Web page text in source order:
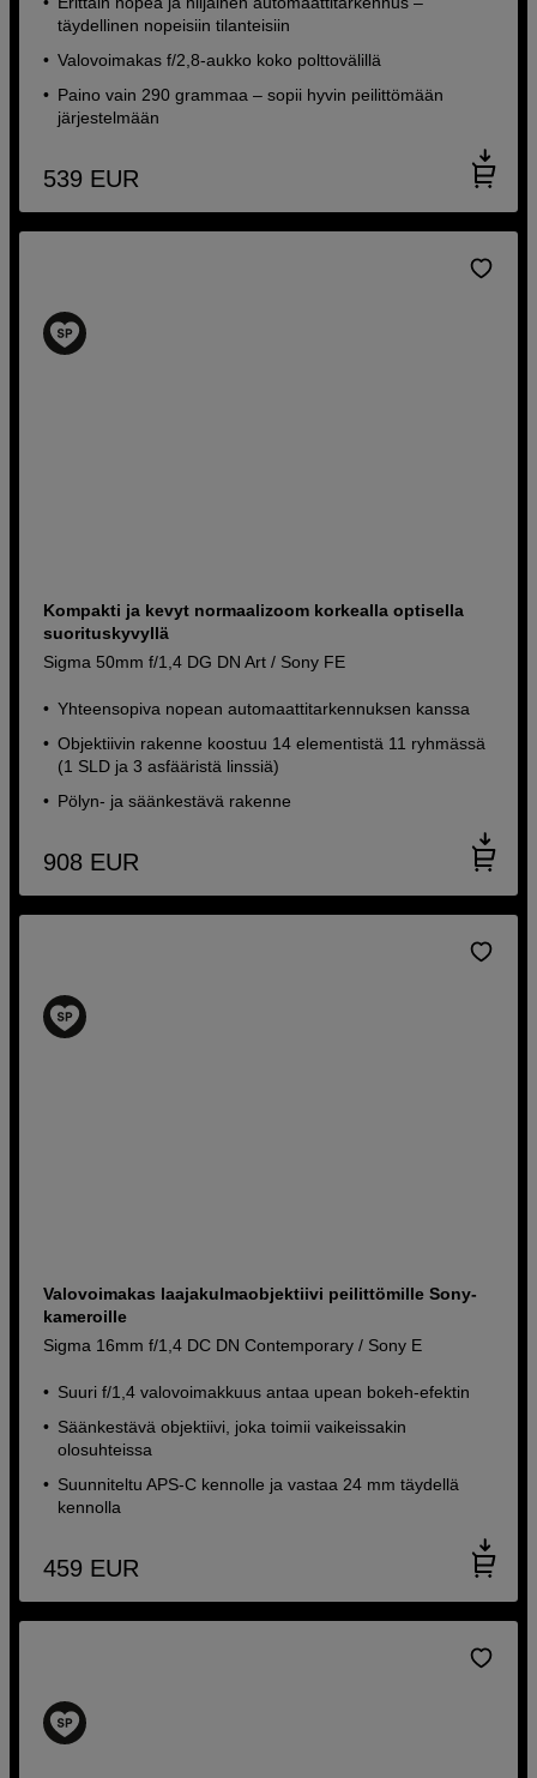
täydellinen nopeisiin tilanteisiin
Valovoimakas f/2,8-aukko koko polttovälillä
Paino vain 290 grammaa – sopii hyvin peilittömään
järjestelmään
539 EUR
Kompakti ja kevyt normaalizoom korkealla optisella
suorituskyvyllä
Sigma 50mm f/1,4 DG DN Art / Sony FE
Yhteensopiva nopean automaattitarkennuksen kanssa
Objektiivin rakenne koostuu 14 elementistä 11 ryhmässä
(1 SLD ja 3 asfääristä linssiä)
Pölyn- ja säänkestävä rakenne
908 EUR
Valovoimakas laajakulmaobjektiivi peilittömille Sony-
kameroille
Sigma 16mm f/1,4 DC DN Contemporary / Sony E
Suuri f/1,4 valovoimakkuus antaa upean bokeh-efektin
Säänkestävä objektiivi, joka toimii vaikeissakin
olosuhteissa
Suunniteltu APS-C kennolle ja vastaa 24 mm täydellä
kennolla
459 EUR